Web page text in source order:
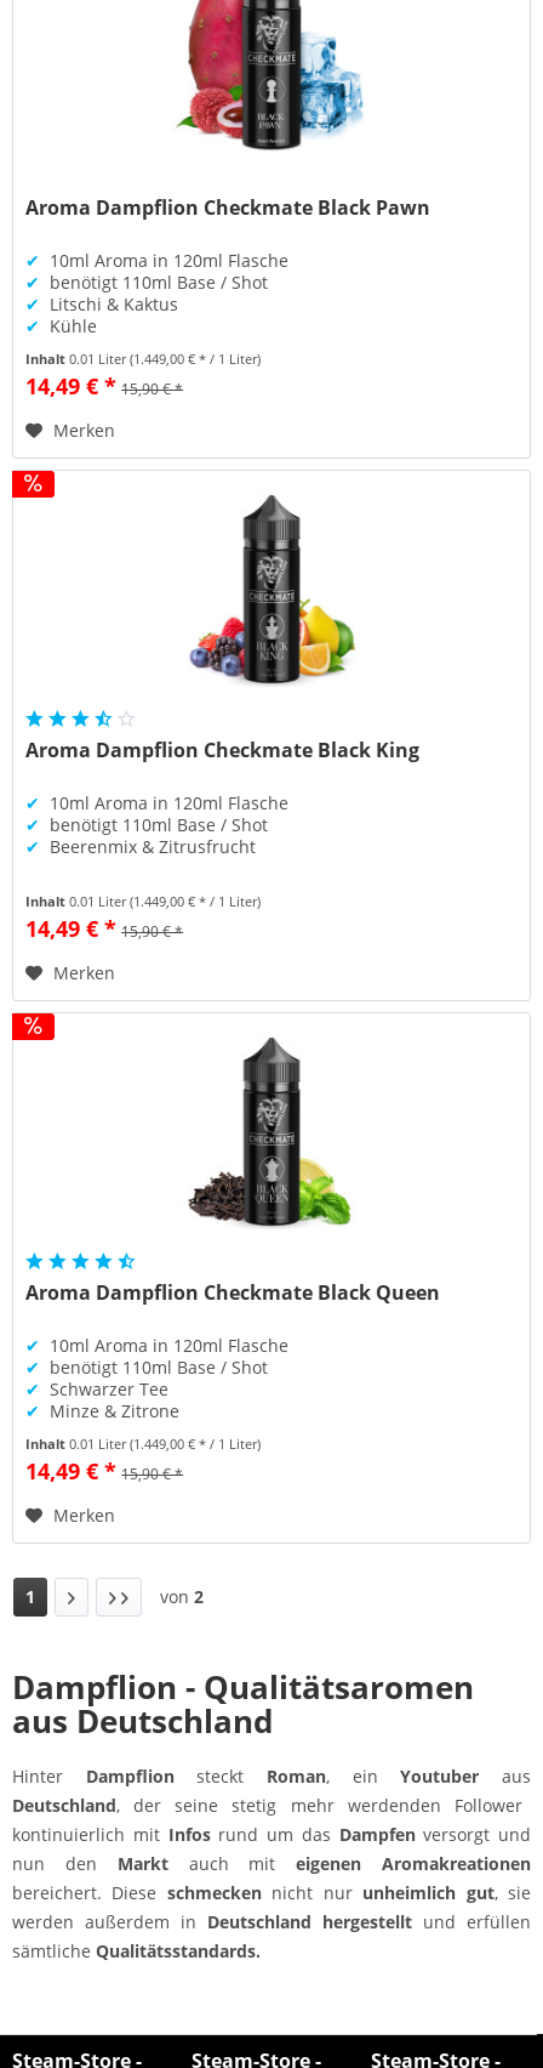
Aroma Dampflion Checkmate Black Pawn
✔ 10ml Aroma in 120ml Flasche
✔ benötigt 110ml Base / Shot
✔ Litschi & Kaktus
✔ Kühle
Inhalt0.01 Liter(1.449,00 € * / 1 Liter)
14,49 € * 15,90 € *
Merken
Aroma Dampflion Checkmate Black King
✔ 10ml Aroma in 120ml Flasche
✔ benötigt 110ml Base / Shot
✔ Beerenmix & Zitrusfrucht
Inhalt0.01 Liter(1.449,00 € * / 1 Liter)
14,49 € * 15,90 € *
Merken
Aroma Dampflion Checkmate Black Queen
✔ 10ml Aroma in 120ml Flasche
✔ benötigt 110ml Base / Shot
✔ Schwarzer Tee
✔ Minze & Zitrone
Inhalt0.01 Liter(1.449,00 € * / 1 Liter)
14,49 € * 15,90 € *
Merken
1 von 2
Dampflion - Qualitätsaromen
aus Deutschland
Hinter Dampflionsteckt Roman, einYoutuber aus
Deutschland, der seine stetig mehr werdenden Follower
kontinuierlich mit Infosrund um das Dampfenversorgt und
nun den Marktauch miteigenen Aromakreationen
bereichert. Diese schmeckennicht nur unheimlich gut, sie
werden außerdem in Deutschland hergestellt und erfüllen
sämtliche Qualitätsstandards.
Steam-Store - Steam-Store - Steam-Store -